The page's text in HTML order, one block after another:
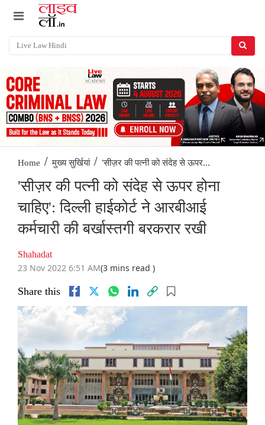
Home / मुख्य सुर्खियां / 'सीज़र की पत्नी को संदेह से ऊपर...
'सीज़र की पत्नी को संदेह से ऊपर होना
चाहिए': दिल्ली हाईकोर्ट ने आरबीआई
कर्मचारी की बर्खास्तगी बरकरार रखी
Shahadat
23 Nov 2022 6:51 AM(3 mins read )
Share this